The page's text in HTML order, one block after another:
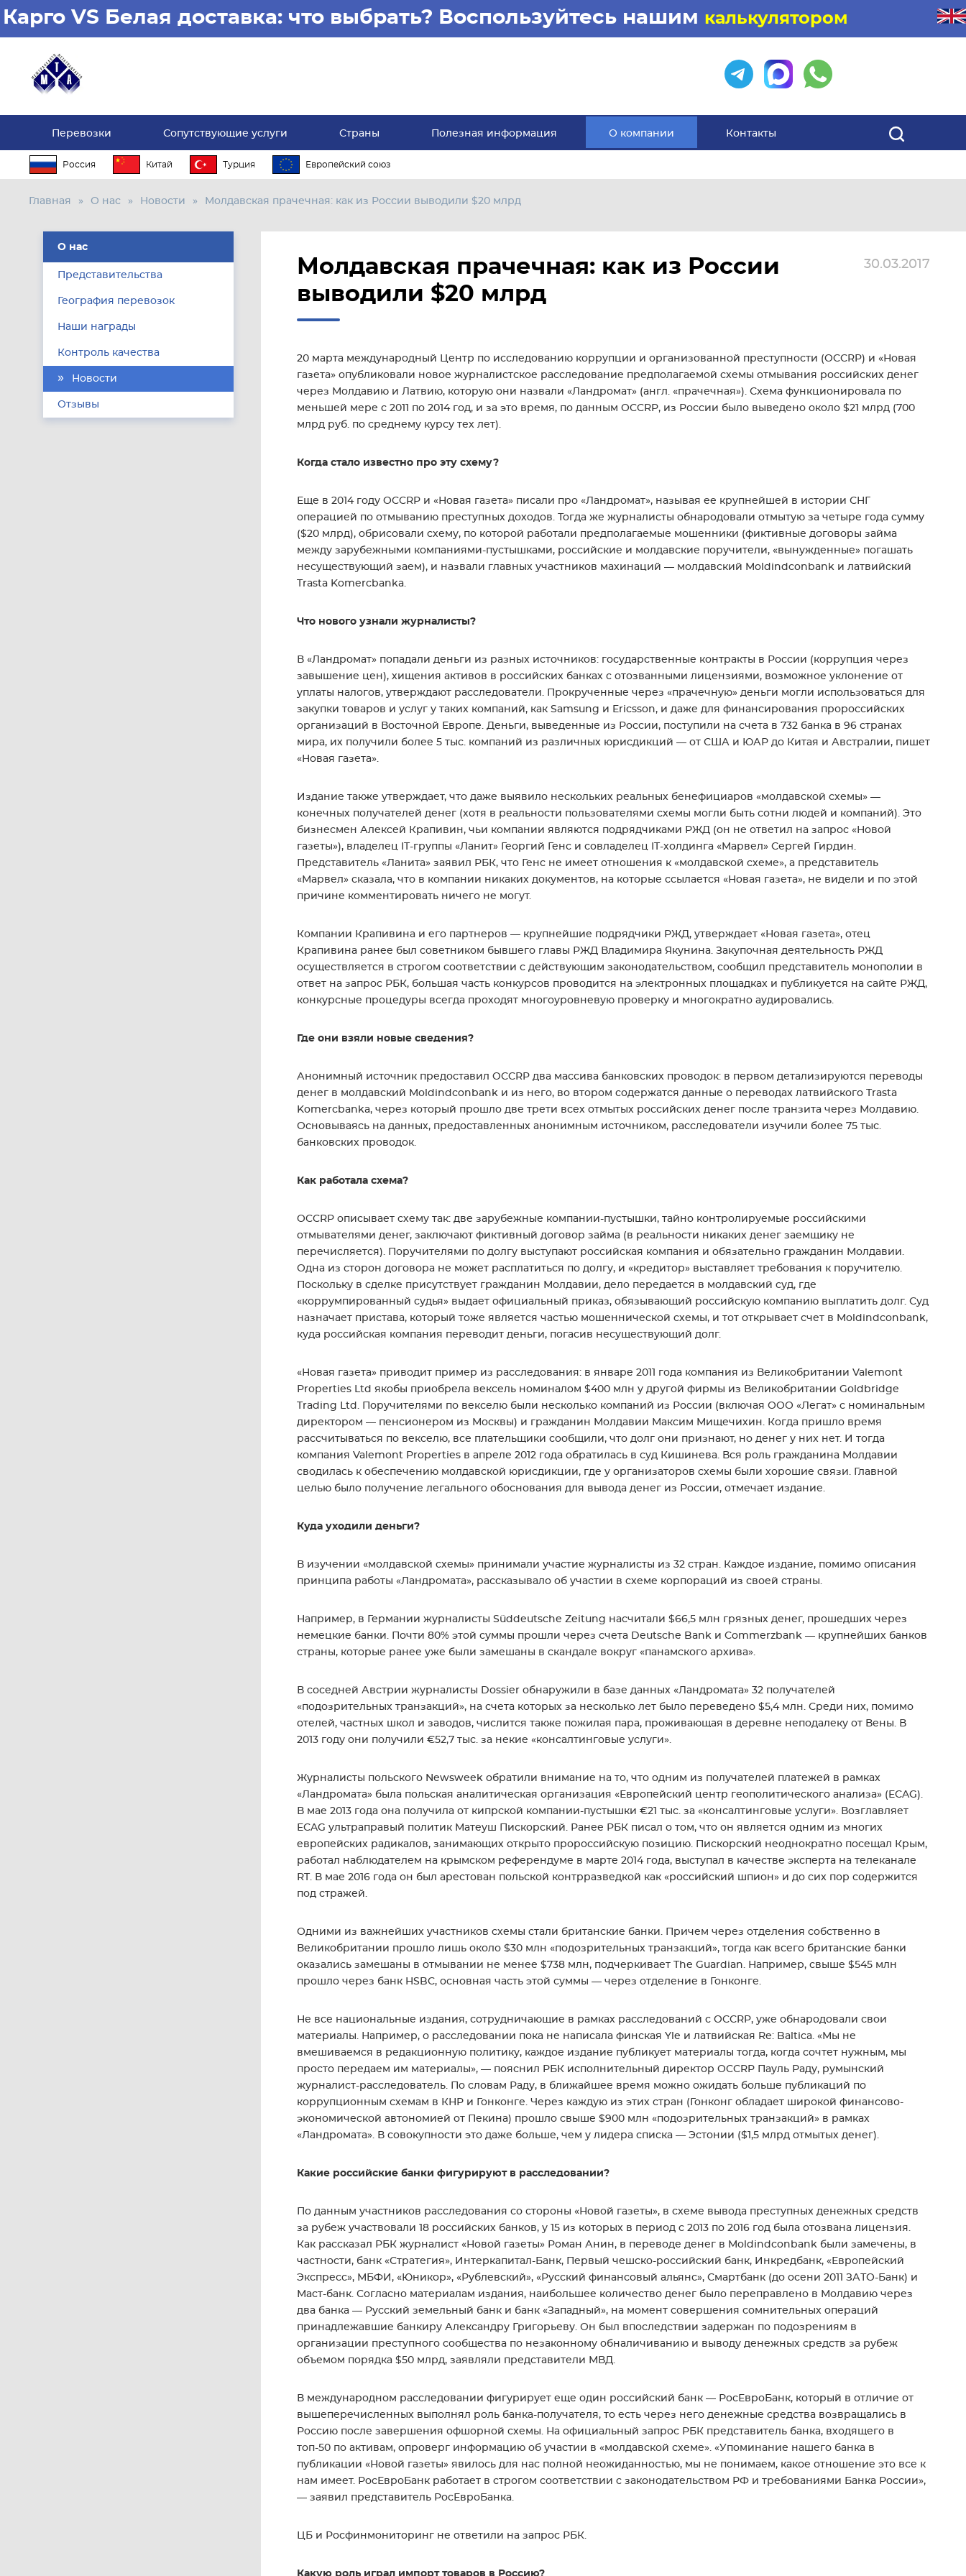
Карго VS Белая доставка: что выбрать? Воспользуйтесь нашим калькулятором
Перевозки Сопутствующие услуги Страны Полезная информация О компании Контакты
Россия Китай Турция Европейский союз
Главная О нас Новости Молдавская прачечная: как из России выводили $20 млрд
О нас
Представительства
География перевозок
Наши награды
Контроль качества
Новости
Отзывы
Молдавская прачечная: как из России
выводили $20 млрд
30.03.2017
20 марта международный Центр по исследованию коррупции и организованной преступности (OCCRP) и «Новая
газета» опубликовали новое журналистское расследование предполагаемой схемы отмывания российских денег
через Молдавию и Латвию, которую они назвали «Ландромат» (англ. «прачечная»). Схема функционировала по
меньшей мере с 2011 по 2014 год, и за это время, по данным OCCRP, из России было выведено около $21 млрд (700
млрд руб. по среднему курсу тех лет).
Когда стало известно про эту схему?
Еще в 2014 году OCCRP и «Новая газета» писали про «Ландромат», называя ее крупнейшей в истории СНГ
операцией по отмыванию преступных доходов. Тогда же журналисты обнародовали отмытую за четыре года сумму
($20 млрд), обрисовали схему, по которой работали предполагаемые мошенники (фиктивные договоры займа
между зарубежными компаниями-пустышками, российские и молдавские поручители, «вынужденные» погашать
несуществующий заем), и назвали главных участников махинаций — молдавский Moldindconbank и латвийский
Trasta Komercbanka.
Что нового узнали журналисты?
В «Ландромат» попадали деньги из разных источников: государственные контракты в России (коррупция через
завышение цен), хищения активов в российских банках с отозванными лицензиями, возможное уклонение от
уплаты налогов, утверждают расследователи. Прокрученные через «прачечную» деньги могли использоваться для
закупки товаров и услуг у таких компаний, как Samsung и Ericsson, и даже для финансирования пророссийских
организаций в Восточной Европе. Деньги, выведенные из России, поступили на счета в 732 банка в 96 странах
мира, их получили более 5 тыс. компаний из различных юрисдикций — от США и ЮАР до Китая и Австралии, пишет
«Новая газета».
Издание также утверждает, что даже выявило нескольких реальных бенефициаров «молдавской схемы» —
конечных получателей денег (хотя в реальности пользователями схемы могли быть сотни людей и компаний). Это
бизнесмен Алексей Крапивин, чьи компании являются подрядчиками РЖД (он не ответил на запрос «Новой
газеты»), владелец IT-группы «Ланит» Георгий Генс и совладелец IT-холдинга «Марвел» Сергей Гирдин.
Представитель «Ланита» заявил РБК, что Генс не имеет отношения к «молдавской схеме», а представитель
«Марвел» сказала, что в компании никаких документов, на которые ссылается «Новая газета», не видели и по этой
причине комментировать ничего не могут.
Компании Крапивина и его партнеров — крупнейшие подрядчики РЖД, утверждает «Новая газета», отец
Крапивина ранее был советником бывшего главы РЖД Владимира Якунина. Закупочная деятельность РЖД
осуществляется в строгом соответствии с действующим законодательством, сообщил представитель монополии в
ответ на запрос РБК, большая часть конкурсов проводится на электронных площадках и публикуется на сайте РЖД,
конкурсные процедуры всегда проходят многоуровневую проверку и многократно аудировались.
Где они взяли новые сведения?
Анонимный источник предоставил OCCRP два массива банковских проводок: в первом детализируются переводы
денег в молдавский Moldindconbank и из него, во втором содержатся данные о переводах латвийского Trasta
Komercbanka, через который прошло две трети всех отмытых российских денег после транзита через Молдавию.
Основываясь на данных, предоставленных анонимным источником, расследователи изучили более 75 тыс.
банковских проводок.
Как работала схема?
OCCRP описывает схему так: две зарубежные компании-пустышки, тайно контролируемые российскими
отмывателями денег, заключают фиктивный договор займа (в реальности никаких денег заемщику не
перечисляется). Поручителями по долгу выступают российская компания и обязательно гражданин Молдавии.
Одна из сторон договора не может расплатиться по долгу, и «кредитор» выставляет требования к поручителю.
Поскольку в сделке присутствует гражданин Молдавии, дело передается в молдавский суд, где
«коррумпированный судья» выдает официальный приказ, обязывающий российскую компанию выплатить долг. Суд
назначает пристава, который тоже является частью мошеннической схемы, и тот открывает счет в Moldindconbank,
куда российская компания переводит деньги, погасив несуществующий долг.
«Новая газета» приводит пример из расследования: в январе 2011 года компания из Великобритании Valemont
Properties Ltd якобы приобрела вексель номиналом $400 млн у другой фирмы из Великобритании Goldbridge
Trading Ltd. Поручителями по векселю были несколько компаний из России (включая ООО «Легат» с номинальным
директором — пенсионером из Москвы) и гражданин Молдавии Максим Мищечихин. Когда пришло время
рассчитываться по векселю, все плательщики сообщили, что долг они признают, но денег у них нет. И тогда
компания Valemont Properties в апреле 2012 года обратилась в суд Кишинева. Вся роль гражданина Молдавии
сводилась к обеспечению молдавской юрисдикции, где у организаторов схемы были хорошие связи. Главной
целью было получение легального обоснования для вывода денег из России, отмечает издание.
Куда уходили деньги?
В изучении «молдавской схемы» принимали участие журналисты из 32 стран. Каждое издание, помимо описания
принципа работы «Ландромата», рассказывало об участии в схеме корпораций из своей страны.
Например, в Германии журналисты Süddeutsche Zeitung насчитали $66,5 млн грязных денег, прошедших через
немецкие банки. Почти 80% этой суммы прошли через счета Deutsche Bank и Commerzbank — крупнейших банков
страны, которые ранее уже были замешаны в скандале вокруг «панамского архива».
В соседней Австрии журналисты Dossier обнаружили в базе данных «Ландромата» 32 получателей
«подозрительных транзакций», на счета которых за несколько лет было переведено $5,4 млн. Среди них, помимо
отелей, частных школ и заводов, числится также пожилая пара, проживающая в деревне неподалеку от Вены. В
2013 году они получили €52,7 тыс. за некие «консалтинговые услуги».
Журналисты польского Newsweek обратили внимание на то, что одним из получателей платежей в рамках
«Ландромата» была польская аналитическая организация «Европейский центр геополитического анализа» (ECAG).
В мае 2013 года она получила от кипрской компании-пустышки €21 тыс. за «консалтинговые услуги». Возглавляет
ECAG ультраправый политик Матеуш Пискорский. Ранее РБК писал о том, что он является одним из многих
европейских радикалов, занимающих открыто пророссийскую позицию. Пискорский неоднократно посещал Крым,
работал наблюдателем на крымском референдуме в марте 2014 года, выступал в качестве эксперта на телеканале
RT. В мае 2016 года он был арестован польской контрразведкой как «российский шпион» и до сих пор содержится
под стражей.
Одними из важнейших участников схемы стали британские банки. Причем через отделения собственно в
Великобритании прошло лишь около $30 млн «подозрительных транзакций», тогда как всего британские банки
оказались замешаны в отмывании не менее $738 млн, подчеркивает The Guardian. Например, свыше $545 млн
прошло через банк HSBC, основная часть этой суммы — через отделение в Гонконге.
Не все национальные издания, сотрудничающие в рамках расследований с OCCRP, уже обнародовали свои
материалы. Например, о расследовании пока не написала финская Yle и латвийская Re: Baltica. «Мы не
вмешиваемся в редакционную политику, каждое издание публикует материалы тогда, когда сочтет нужным, мы
просто передаем им материалы», — пояснил РБК исполнительный директор OCCRP Пауль Раду, румынский
журналист-расследователь. По словам Раду, в ближайшее время можно ожидать больше публикаций по
коррупционным схемам в КНР и Гонконге. Через каждую из этих стран (Гонконг обладает широкой финансово-
экономической автономией от Пекина) прошло свыше $900 млн «подозрительных транзакций» в рамках
«Ландромата». В совокупности это даже больше, чем у лидера списка — Эстонии ($1,5 млрд отмытых денег).
Какие российские банки фигурируют в расследовании?
По данным участников расследования со стороны «Новой газеты», в схеме вывода преступных денежных средств
за рубеж участвовали 18 российских банков, у 15 из которых в период с 2013 по 2016 год была отозвана лицензия.
Как рассказал РБК журналист «Новой газеты» Роман Анин, в переводе денег в Moldindconbank были замечены, в
частности, банк «Стратегия», Интеркапитал-Банк, Первый чешско-российский банк, Инкредбанк, «Европейский
Экспресс», МБФИ, «Юникор», «Рублевский», «Русский финансовый альянс», Смартбанк (до осени 2011 ЗАТО-Банк) и
Маст-банк. Согласно материалам издания, наибольшее количество денег было переправлено в Молдавию через
два банка — Русский земельный банк и банк «Западный», на момент совершения сомнительных операций
принадлежавшие банкиру Александру Григорьеву. Он был впоследствии задержан по подозрениям в
организации преступного сообщества по незаконному обналичиванию и выводу денежных средств за рубеж
объемом порядка $50 млрд, заявляли представители МВД.
В международном расследовании фигурирует еще один российский банк — РосЕвроБанк, который в отличие от
вышеперечисленных выполнял роль банка-получателя, то есть через него денежные средства возвращались в
Россию после завершения офшорной схемы. На официальный запрос РБК представитель банка, входящего в
топ-50 по активам, опроверг информацию об участии в «молдавской схеме». «Упоминание нашего банка в
публикации «Новой газеты» явилось для нас полной неожиданностью, мы не понимаем, какое отношение это все к
нам имеет. РосЕвроБанк работает в строгом соответствии с законодательством РФ и требованиями Банка России»,
— заявил представитель РосЕвроБанка.
ЦБ и Росфинмониторинг не ответили на запрос РБК.
Какую роль играл импорт товаров в Россию?